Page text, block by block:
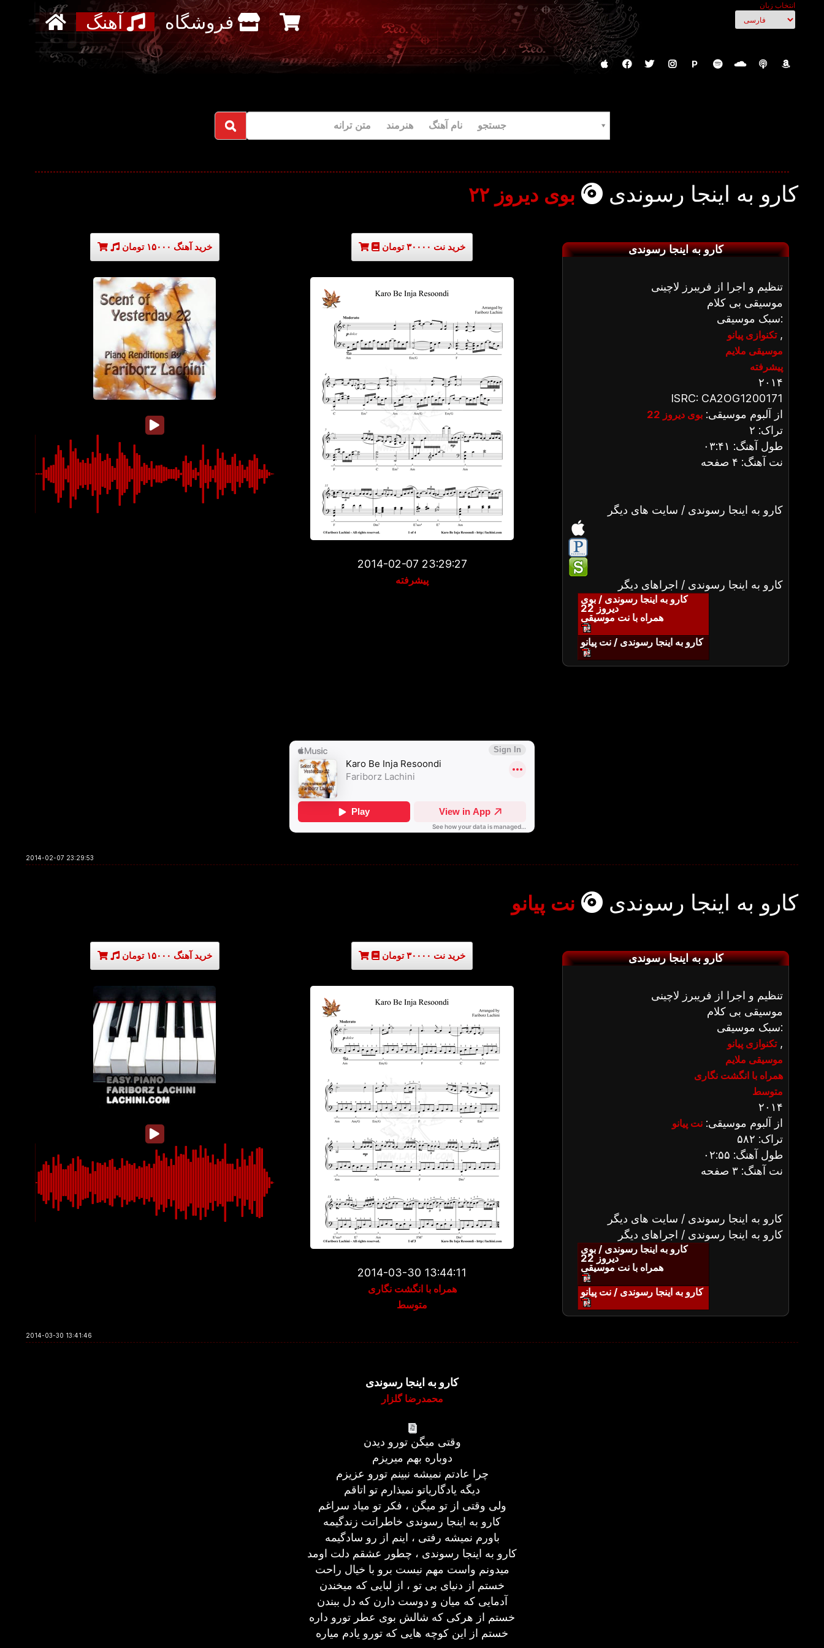
انتخاب زبان
آهنگ فروشگاه
P
جستجو نام آهنگ هنرمند متن ترانه
کارو به اینجا رسوندی بوی دیروز ۲۲
خرید آهنگ ۱۵۰۰۰ تومان خرید نت ۳۰۰۰۰ تومان
2014-02-07 23:29:27
پیشرفته
کارو به اینجا رسوندی
تنظیم و اجرا از فریبرز لاچینی
موسیقی بی کلام
سبک موسیقی:
تکنوازی پیانو,
موسیقی ملایم
پیشرفته
۲۰۱۴
ISRC: CA2OG1200171
از آلبوم موسیقی: بوی دیروز 22
تراک: ۲
طول آهنگ: ۰۳:۴۱
نت آهنگ: ۴ صفحه
کارو به اینجا رسوندی / سایت های دیگر
کارو به اینجا رسوندی / اجراهای دیگر
کارو به اینجا رسوندی / بوی
دیروز 22
همراه با نت موسیقی
کارو به اینجا رسوندی / نت پیانو
2014-02-07 23:29:53
کارو به اینجا رسوندی نت پیانو
خرید آهنگ ۱۵۰۰۰ تومان خرید نت ۳۰۰۰۰ تومان
2014-03-30 13:44:11
همراه با انگشت نگاری
متوسط
کارو به اینجا رسوندی
تنظیم و اجرا از فریبرز لاچینی
موسیقی بی کلام
سبک موسیقی:
تکنوازی پیانو,
موسیقی ملایم
همراه با انگشت نگاری
متوسط
۲۰۱۴
از آلبوم موسیقی: نت پیانو
تراک: ۵۸۲
طول آهنگ: ۰۲:۵۵
نت آهنگ: ۳ صفحه
کارو به اینجا رسوندی / سایت های دیگر
کارو به اینجا رسوندی / اجراهای دیگر
کارو به اینجا رسوندی / بوی
دیروز 22
همراه با نت موسیقی
کارو به اینجا رسوندی / نت پیانو
2014-03-30 13:41:46
کارو به اینجا رسوندی
محمدرضا گلزار
وقتی میگن تورو دیدن
دوباره بهم میریزم
چرا عادتم نمیشه نبینم تورو عزیزم
دیگه یادگاریاتو نمیذارم تو اتاقم
ولی وقتی از تو میگن ، فکر تو میاد سراغم
کارو به اینجا رسوندی خاطراتت زندگیمه
باورم نمیشه رفتی ، اینم از رو سادگیمه
کارو به اینجا رسوندی ، چطور عشقم دلت اومد
میدونم واست مهم نیست برو با خیال راحت
خستم از دنیای بی تو ، از لبایی که میخندن
آدمایی که میان و دوست دارن که دل ببندن
خستم از هرکی که شالش بوی عطر تورو داره
خستم از این کوچه هایی که تورو یادم میاره